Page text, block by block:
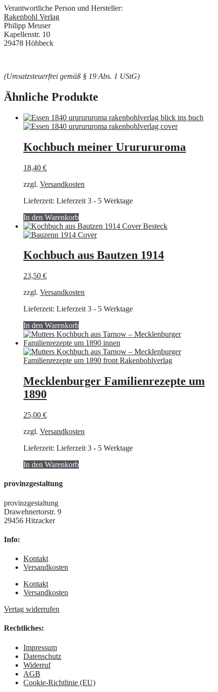
Verantwortliche Person und Hersteller:
Rakenbohl Verlag
Philipp Meuser
Kapellenstr. 10
29478 Höhbeck
(Umsatzsteuerfrei gemäß § 19 Abs. 1 UStG)
Ähnliche Produkte
Kochbuch meiner Ururururoma
18,40 €
zzgl. Versandkosten
Lieferzeit: Lieferzeit 3 - 5 Werktage
In den Warenkorb
Kochbuch aus Bautzen 1914
23,50 €
zzgl. Versandkosten
Lieferzeit: Lieferzeit 3 - 5 Werktage
In den Warenkorb
Mecklenburger Familienrezepte um
1890
25,00 €
zzgl. Versandkosten
Lieferzeit: Lieferzeit 3 - 5 Werktage
In den Warenkorb
provinzgestaltung
provinzgestaltung
Drawehnertorstr. 9
29456 Hitzacker
Info:
Kontakt
Versandkosten
Kontakt
Versandkosten
Vertag widerrufen
Rechtliches:
Impressum
Datenschutz
Widerruf
AGB
Cookie-Richtlinie (EU)